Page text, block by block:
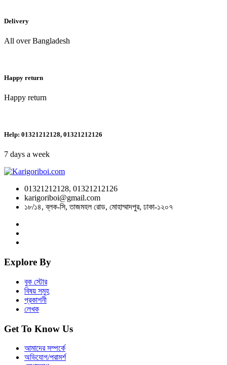
Delivery
All over Bangladesh
Happy return
Happy return
Help: 01321212128, 01321212126
7 days a week
01321212128, 01321212126
karigoriboi@gmail.com
১৮/১৪, ব্লক-সি, তাজমহল রোড, মোহাম্মাদপুর, ঢাকা-১২০৭
Explore By
বুক স্টোর
বিষয় সমুহ
প্রকাশনী
লেখক
Get To Know Us
আমাদের সম্পর্কে
অভিযোগ/পরামর্শ